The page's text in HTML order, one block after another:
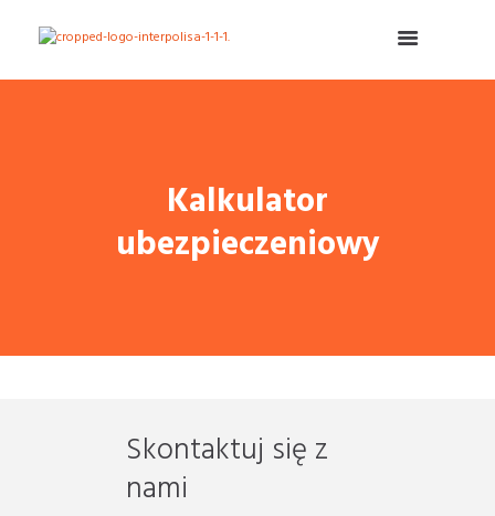
Kalkulator
ubezpieczeniowy
Skontaktuj się z
nami